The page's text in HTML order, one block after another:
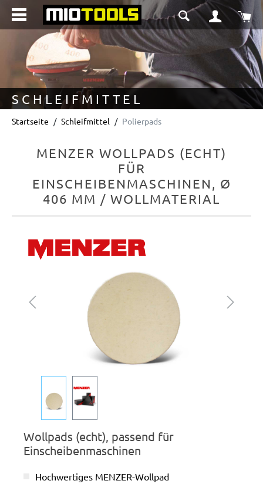
springen
SCHLEIFMITTEL
Startseite Schleifmittel Polierpads
MENZER WOLLPADS (ECHT)
FÜR
EINSCHEIBENMASCHINEN, Ø
406 MM / WOLLMATERIAL
Bildergalerie überspringen
Wollpads (echt), passend für
Einscheibenmaschinen
Hochwertiges MENZER-Wollpad